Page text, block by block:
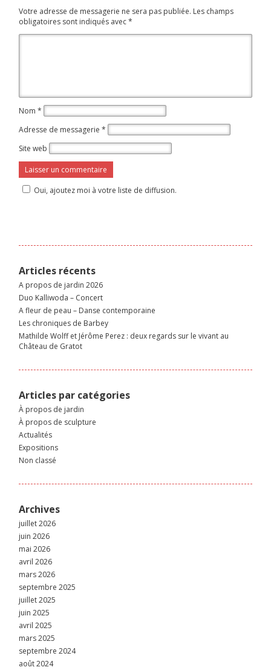
Votre adresse de messagerie ne sera pas publiée. Les champs
obligatoires sont indiqués avec*
Nom*
Adresse de messagerie*
Site web
Oui, ajoutez moi à votre liste de diffusion.
Articles récents
A propos de jardin 2026
Duo Kalliwoda – Concert
A fleur de peau – Danse contemporaine
Les chroniques de Barbey
Mathilde Wolff et Jérôme Perez : deux regards sur le vivant au
Château de Gratot
Articles par catégories
À propos de jardin
À propos de sculpture
Actualités
Expositions
Non classé
Archives
juillet 2026
juin 2026
mai 2026
avril 2026
mars 2026
septembre 2025
juillet 2025
juin 2025
avril 2025
mars 2025
septembre 2024
août 2024